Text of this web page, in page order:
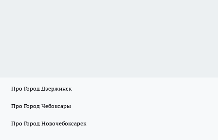
Про Город Дзержинск
Про Город Чебоксары
Про Город Новочебоксарск